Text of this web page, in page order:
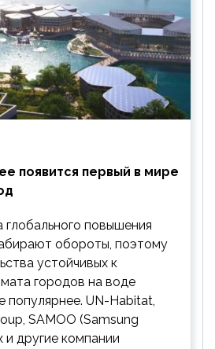
появится первый в мире
глобального повышения
обороты, поэтому
устойчивых к
городов на воде
популярнее. UN-Habitat,
SAMOO (Samsung
и другие компании